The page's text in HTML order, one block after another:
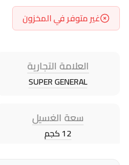
غير متوفر في المخزون
العلامة التجارية
SUPER GENERAL
سعة الغسيل
12 كجم